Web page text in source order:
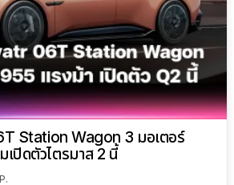
Station Wagon 3 มอเตอร์
เปิดตัวไตรมาส 2 นี้